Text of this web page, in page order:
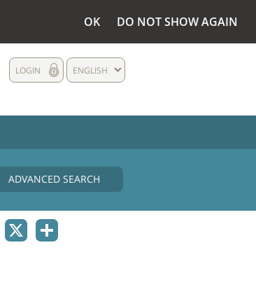
OK DO NOT SHOW AGAIN
ENGLISH
LOGIN
ADVANCED SEARCH